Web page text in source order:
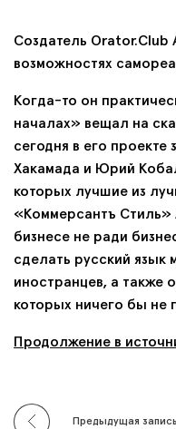
Создатель Orator.Club
возможностях
Когда-то он
началах» вещал на
сегодня в его
Хакамада и Юрий
которых лучшие из
«Коммерсантъ Стиль»
бизнесе не ради
сделать русский
иностранцев, а также
которых ничего бы не
Продолжение в
Предыдущая запись